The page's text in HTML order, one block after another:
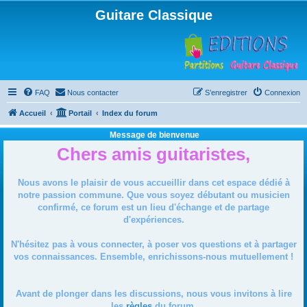
Guitare Classique
FAQ Nous contacter Connexion
S’enregistrer
Accueil Portail Index du forum
Message de bienvenue
Chers amis guitaristes,
Nous avons le plaisir de vous accueillir dans cet espace dédié à
notre passion commune. Que vous soyez débutant ou musicien
confirmé, ce forum est un lieu d'échange et de partage
d'expériences.
N'hésitez pas à vous connecter, à poser vos questions et à partager
vos connaissances. Ensemble, enrichissons-nous mutuellement !
Avant de plonger dans les discussions, nous vous invitons à lire